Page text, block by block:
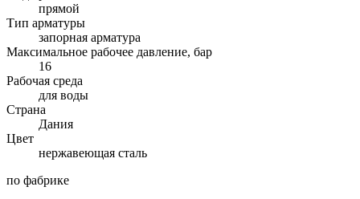
прямой
Тип арматуры
запорная арматура
Максимальное рабочее давление, бар
16
Рабочая среда
для воды
Страна
Дания
Цвет
нержавеющая сталь
по фабрике